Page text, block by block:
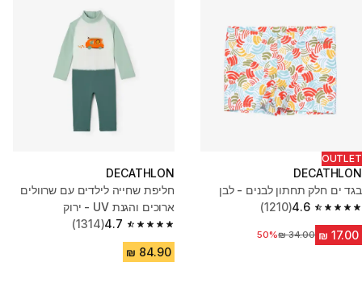
OUTLET
DECATHLON
בגד ים חלק תחתון לבנים - לבן
4.6
4.6 out of 5 stars from 1210 reviews
(1210)
מחיר לפני הנחה‏34.00 ₪
50%
DECATHLON
חליפת שחייה לילדים עם שרוולים
ארוכים והגנת UV - ירוק
4.7
4.7 out of 5 stars from 1314 reviews
(1314)